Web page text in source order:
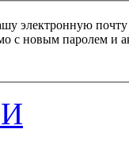
электронную почту
с новым паролем и